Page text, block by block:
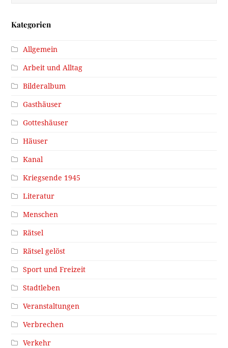
Kategorien
Allgemein
Arbeit und Alltag
Bilderalbum
Gasthäuser
Gotteshäuser
Häuser
Kanal
Kriegsende 1945
Literatur
Menschen
Rätsel
Rätsel gelöst
Sport und Freizeit
Stadtleben
Veranstaltungen
Verbrechen
Verkehr